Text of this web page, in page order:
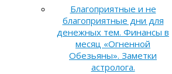
Благоприятные и не
благоприятные дни для
денежных тем. Финансы в
месяц «Огненной
Обезьяны». Заметки
астролога.